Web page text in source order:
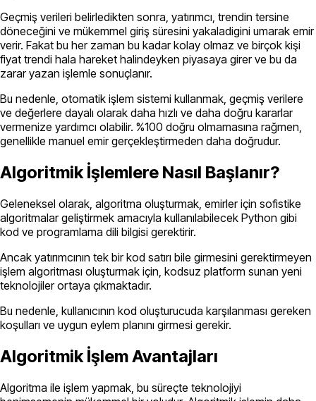
Geçmiş verileri belirledikten sonra, yatırımcı, trendin tersine
döneceğini ve mükemmel giriş süresini yakaladigini umarak emir
verir. Fakat bu her zaman bu kadar kolay olmaz ve birçok kişi
fiyat trendi hala hareket halindeyken piyasaya girer ve bu da
zarar yazan işlemle sonuçlanır.
Bu nedenle, otomatik işlem sistemi kullanmak, geçmiş verilere
ve değerlere dayalı olarak daha hızlı ve daha doğru kararlar
vermenize yardımcı olabilir. %100 doğru olmamasına rağmen,
genellikle manuel emir gerçekleştirmeden daha doğrudur.
Algoritmik İşlemlere Nasıl Başlanır?
Geleneksel olarak, algoritma oluşturmak, emirler için sofistike
algoritmalar geliştirmek amacıyla kullanılabilecek Python gibi
kod ve programlama dili bilgisi gerektirir.
Ancak yatırımcının tek bir kod satırı bile girmesini gerektirmeyen
işlem algoritması oluşturmak için, kodsuz platform sunan yeni
teknolojiler ortaya çıkmaktadır.
Bu nedenle, kullanıcının kod oluşturucuda karşılanması gereken
koşulları ve uygun eylem planını girmesi gerekir.
Algoritmik İşlem Avantajları
Algoritma ile işlem yapmak, bu süreçte teknolojiyi